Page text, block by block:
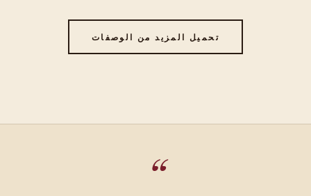
تحميل المزيد من الوصفات